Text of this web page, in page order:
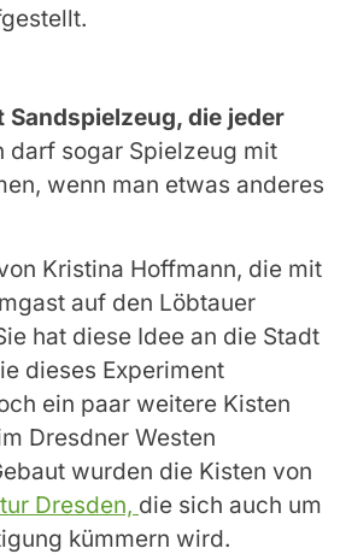
Sandspielzeug, die jeder
darf sogar Spielzeug mit
wenn man etwas anderes
Kristina Hoffmann, die mit
auf den Löbtauer
hat diese Idee an die Stadt
dieses Experiment
ein paar weitere Kisten
Dresdner Westen
wurden die Kisten von
Dresden, die sich auch um
kümmern wird.